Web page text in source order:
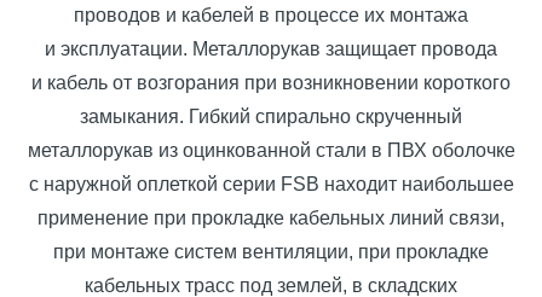
проводов и кабелей в процессе их монтажа
и эксплуатации. Металлорукав защищает провода
и кабель от возгорания при возникновении короткого
замыкания. Гибкий спирально скрученный
металлорукав из оцинкованной стали в ПВХ оболочке
с наружной оплеткой серии FSB находит наибольшее
применение при прокладке кабельных линий связи,
при монтаже систем вентиляции, при прокладке
кабельных трасс под землей, в складских